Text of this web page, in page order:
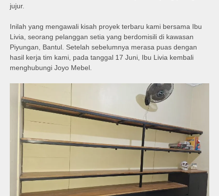
jujur.
Inilah yang mengawali kisah proyek terbaru kami bersama Ibu
Livia, seorang pelanggan setia yang berdomisili di kawasan
Piyungan, Bantul. Setelah sebelumnya merasa puas dengan
hasil kerja tim kami, pada tanggal 17 Juni, Ibu Livia kembali
menghubungi Joyo Mebel.